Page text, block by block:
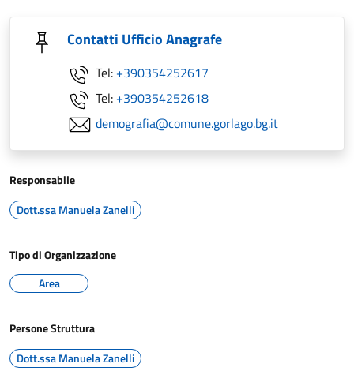
Contatti Ufficio Anagrafe
Tel: +390354252617
Tel: +390354252618
demografia@comune.gorlago.bg.it
Responsabile
Dott.ssa Manuela Zanelli
Tipo di Organizzazione
Area
Persone Struttura
Dott.ssa Manuela Zanelli